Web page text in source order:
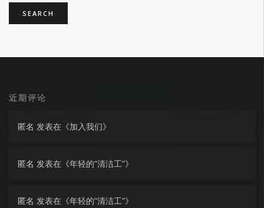
近期评论
匿名 发表在《加入我们》
匿名 发表在《年轻的”清洁工”》
匿名 发表在《年轻的”清洁工”》